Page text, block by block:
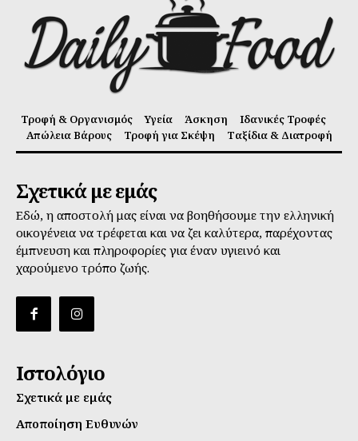
Τροφή & Οργανισμός Υγεία Άσκηση
Ιδανικές Τροφές
Απώλεια Βάρους
Τροφή για Σκέψη Ταξίδια & Διατροφή
Σχετικά με εμάς
Εδώ, η αποστολή μας είναι να βοηθήσουμε την ελληνική
οικογένεια να τρέφεται και να ζει καλύτερα, παρέχοντας
έμπνευση και πληροφορίες για έναν υγιεινό και
χαρούμενο τρόπο ζωής.
Ιστολόγιο
Σχετικά με εμάς
Αποποίηση Ευθυνών